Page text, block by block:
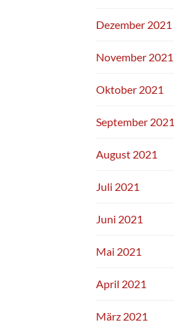
Dezember 2021
November 2021
Oktober 2021
September 2021
August 2021
Juli 2021
Juni 2021
Mai 2021
April 2021
März 2021